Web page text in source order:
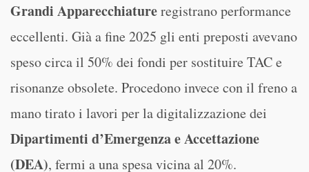
Grandi Apparecchiatureregistrano performance
eccellenti. Già a fine 2025 gli enti preposti avevano
speso circa il 50% dei fondi per sostituire TAC e
risonanze obsolete. Procedono invece con il freno a
mano tirato i lavori per la digitalizzazione dei
Dipartimenti d’Emergenza e Accettazione
(DEA), fermi a una spesa vicina al 20%.